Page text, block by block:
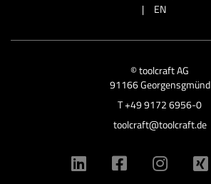
EN
© toolcraft AG
91166 Georgensgmünd
T+49 9172 6956-0
toolcraft@toolcraft.de